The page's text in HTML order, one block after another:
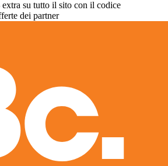
su tutto il sito con il codice
dei partner